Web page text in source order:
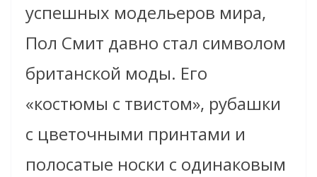
успешных модельеров мира,
Пол Смит давно стал символом
британской моды. Его
«костюмы с твистом», рубашки
с цветочными принтами и
полосатые носки с одинаковым